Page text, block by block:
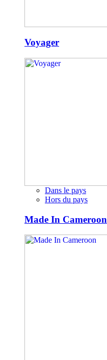
Voyager
Dans le pays
Hors du pays
Made In Cameroon